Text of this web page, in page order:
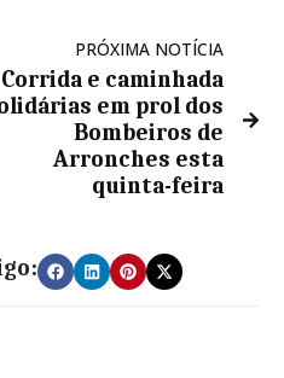
PRÓXIMA NOTÍCIA
Corrida e caminhada
em prol dos
Bombeiros de
Arronches esta
quinta-feira